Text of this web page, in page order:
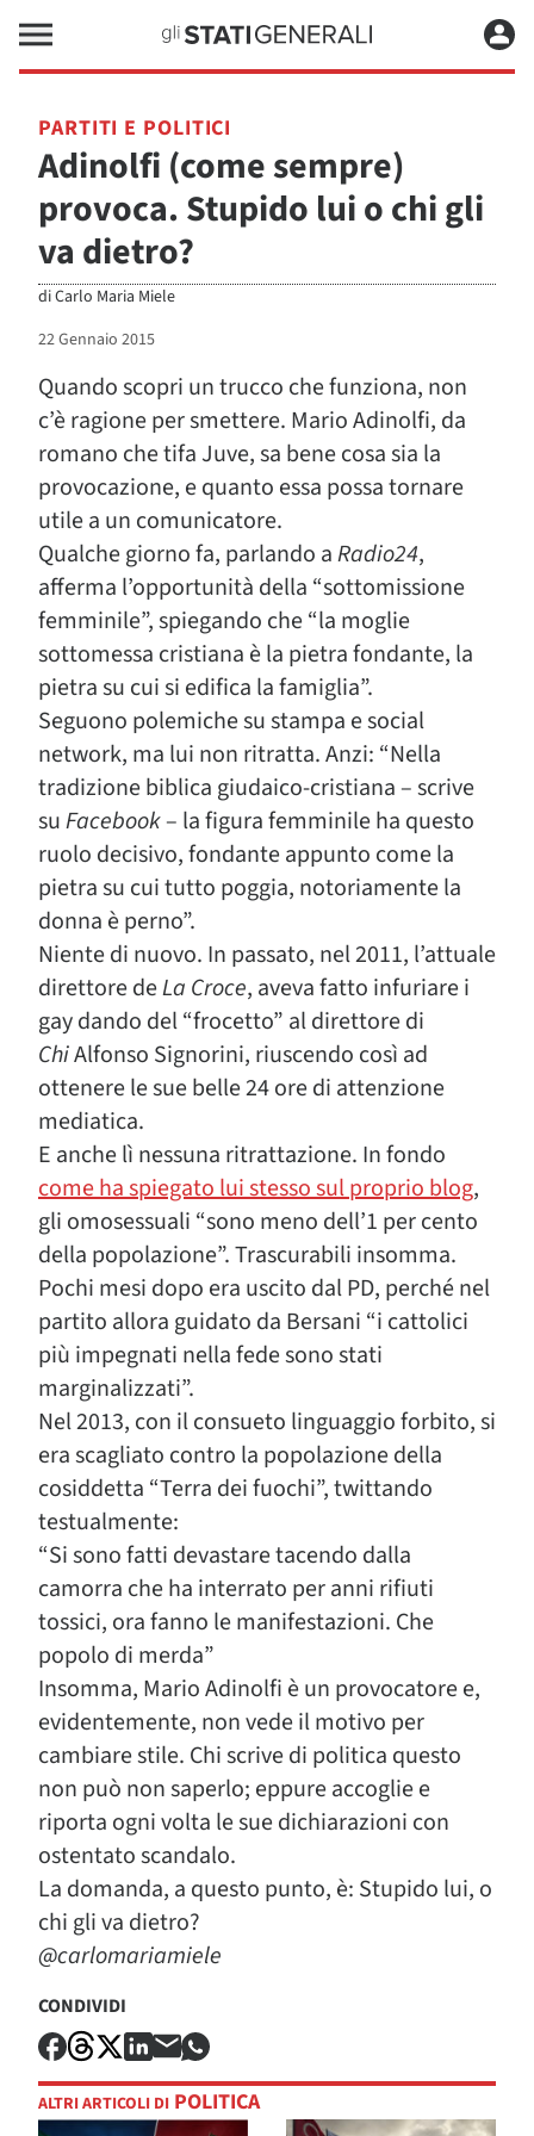
PARTITI E POLITICI
Adinolfi (come sempre)
provoca. Stupido lui o chi gli
va dietro?
diCarlo Maria Miele
22 Gennaio 2015
Quando scopri un trucco che funziona, non
c’è ragione per smettere. Mario Adinolfi, da
romano che tifa Juve, sa bene cosa sia la
provocazione, e quanto essa possa tornare
utile a un comunicatore.
Qualche giorno fa, parlando aRadio24,
afferma l’opportunità della “sottomissione
femminile”, spiegando che “la moglie
sottomessa cristiana è la pietra fondante, la
pietra su cui si edifica la famiglia”.
Seguono polemiche su stampa e social
network, ma lui non ritratta. Anzi: “Nella
tradizione biblica giudaico-cristiana – scrive
suFacebook– la figura femminile ha questo
ruolo decisivo, fondante appunto come la
pietra su cui tutto poggia, notoriamente la
donna è perno”.
Niente di nuovo. In passato, nel 2011, l’attuale
direttore deLa Croce, aveva fatto infuriare i
gay dando del “frocetto” al direttore di
ChiAlfonso Signorini, riuscendo così ad
ottenere le sue belle 24 ore di attenzione
mediatica.
E anche lì nessuna ritrattazione. In fondo
come ha spiegato lui stesso sul proprio blog,
gli omosessuali “sono meno dell’1 per cento
della popolazione”. Trascurabili insomma.
Pochi mesi dopo era uscito dal PD, perché nel
partito allora guidato da Bersani “i cattolici
più impegnati nella fede sono stati
marginalizzati”.
Nel 2013, con il consueto linguaggio forbito, si
era scagliato contro la popolazione della
cosiddetta “Terra dei fuochi”, twittando
testualmente:
“Si sono fatti devastare tacendo dalla
camorra che ha interrato per anni rifiuti
tossici, ora fanno le manifestazioni. Che
popolo di merda”
Insomma, Mario Adinolfi è un provocatore e,
evidentemente, non vede il motivo per
cambiare stile. Chi scrive di politica questo
non può non saperlo; eppure accoglie e
riporta ogni volta le sue dichiarazioni con
ostentato scandalo.
La domanda, a questo punto, è: Stupido lui, o
chi gli va dietro?
@carlomariamiele
CONDIVIDI
ALTRI ARTICOLI DI POLITICA